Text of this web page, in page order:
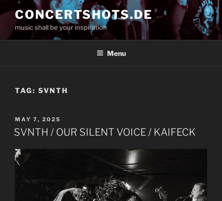
to
content
CONCERTSHOTS.DE
music shall be your inspiration
Menu
TAG: SVNTH
POSTED
ON
MAY 7, 2025
SVNTH / OUR SILENT VOICE / KAIFECK